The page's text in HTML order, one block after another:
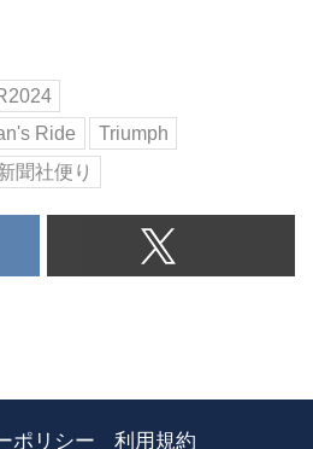
Ride
Triumph
聞社便り
ポリシー 利用規約